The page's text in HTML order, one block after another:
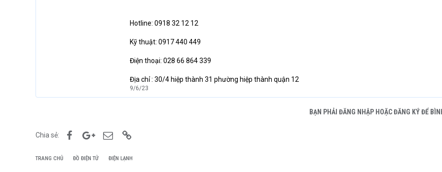
Hotline: 0918 32 12 12
Kỹ thuật: 0917 440 449
Điện thoại: 028 66 864 339
Địa chỉ : 30/4 hiệp thành 31 phường hiệp thành quận 12
9/6/23
BẠN PHẢI ĐĂNG NHẬP HOẶC ĐĂNG KÝ ĐỂ
Chia sẻ: FacebookGoogle+Email
TRANG CHỦ ĐỒ ĐIỆN TỬ ĐIỆN LẠNH